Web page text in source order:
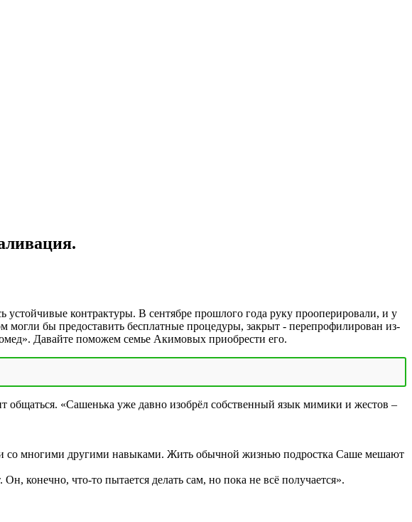
контрактуры. В сентябре прошлого года руку прооперировали, и у
могли бы предоставить бесплатные процедуры, закрыт - перепрофилирован из-
Давайте поможем семье Акимовых приобрести его.
общаться. «Сашенька уже давно изобрёл собственный язык мимики и жестов –
со многими другими навыками. Жить обычной жизнью подростка Саше мешают
что-то пытается делать сам, но пока не всё получается».